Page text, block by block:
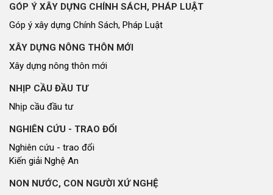
GÓP Ý XÂY DỰNG CHÍNH SÁCH, PHÁP LUẬT
Góp ý xây dựng Chính Sách, Pháp Luật
XÂY DỰNG NÔNG THÔN MỚI
Xây dựng nông thôn mới
NHỊP CẦU ĐẦU TƯ
Nhịp cầu đầu tư
NGHIÊN CỨU - TRAO ĐỔI
Nghiên cứu - trao đổi
Kiến giải Nghệ An
NON NƯỚC, CON NGƯỜI XỨ NGHỆ